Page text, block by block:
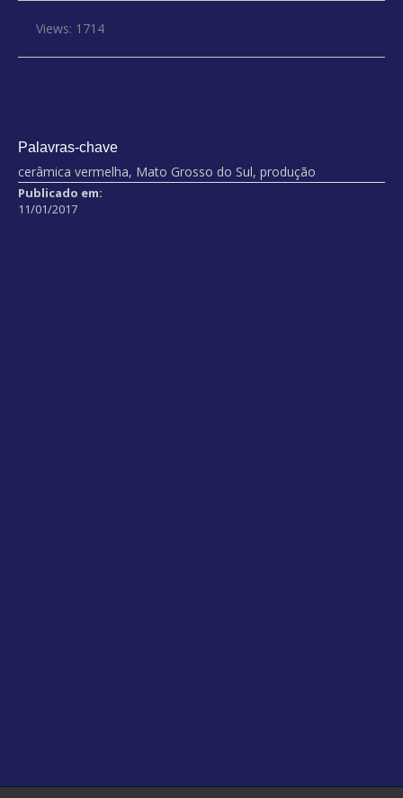
Views: 1714
Palavras-chave
cerâmica vermelha, Mato Grosso do Sul, produção
Publicado em:
11/01/2017